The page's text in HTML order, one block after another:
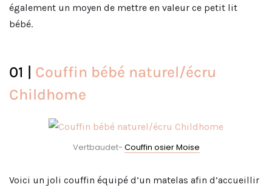
également un moyen de mettre en valeur ce petit lit
bébé.
01 | Couffin bébé naturel/écru
Childhome
Vertbaudet- Couffin osier Moise
Voici un joli couffin équipé d’un matelas afin d’accueillir